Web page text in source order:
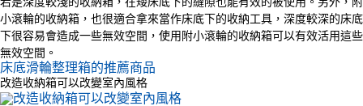
小滾輪的收納箱，也很適合拿來當作床底下的收納工具，深度較深的床底
下很容易會造成一些無效空間，使用附小滾輪的收納箱可以有效活用這些
無效空間。
床底滑輪整理箱的推薦商品
改造收納箱可以改變室內風格